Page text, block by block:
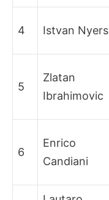
4 Istvan Nyers
5
Zlatan
Ibrahimovic
6
Enrico
Candiani